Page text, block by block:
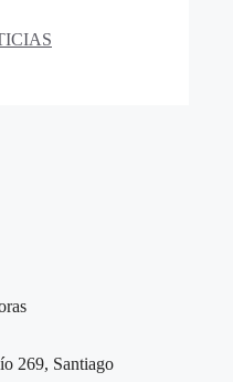
269, Santiago